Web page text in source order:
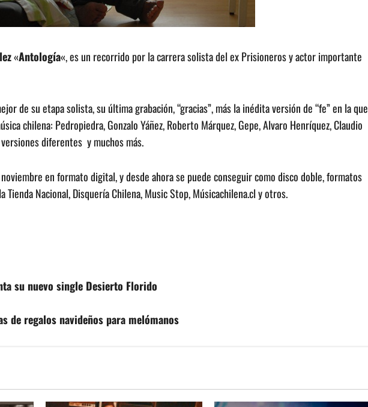
«Antología«, es un recorrido por la carrera solista del ex Prisioneros y actor importante
de su etapa solista, su última grabación, “gracias”, más la inédita versión de “fe” en la que
chilena: Pedropiedra, Gonzalo Yáñez, Roberto Márquez, Gepe, Alvaro Henríquez, Claudio
diferentes y muchos más.
en formato digital, y desde ahora se puede conseguir como disco doble, formatos
Tienda Nacional, Disquería Chilena, Music Stop, Músicachilena.cl y otros.
su nuevo single Desierto Florido
de regalos navideños para melómanos